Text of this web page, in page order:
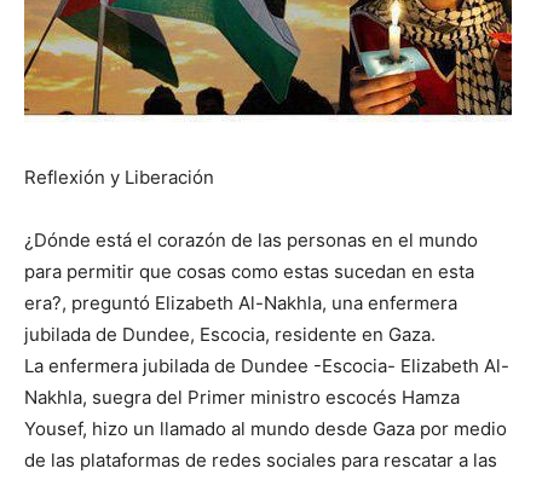
Reflexión y Liberación
¿Dónde está el corazón de las personas en el mundo
para permitir que cosas como estas sucedan en esta
era?, preguntó Elizabeth Al-Nakhla, una enfermera
jubilada de Dundee, Escocia, residente en Gaza.
La enfermera jubilada de Dundee -Escocia- Elizabeth Al-
Nakhla, suegra del Primer ministro escocés Hamza
Yousef, hizo un llamado al mundo desde Gaza por medio
de las plataformas de redes sociales para rescatar a las